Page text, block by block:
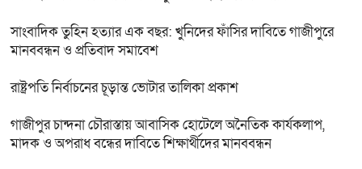
সাংবাদিক তুহিন হত্যার এক বছর: খুনিদের ফাঁসির দাবিতে গাজীপুরে
মানববন্ধন ও প্রতিবাদ সমাবেশ
রাষ্ট্রপতি নির্বাচনের চূড়ান্ত ভোটার তালিকা প্রকাশ
গাজীপুর চান্দনা চৌরাস্তায় আবাসিক হোটেলে অনৈতিক কার্যকলাপ,
মাদক ও অপরাধ বন্ধের দাবিতে শিক্ষার্থীদের মানববন্ধন